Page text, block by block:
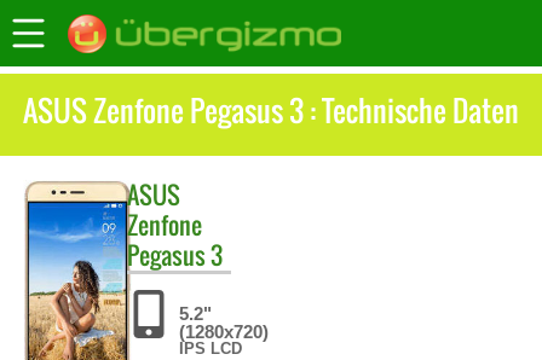
ASUS Zenfone Pegasus 3 : Technische Daten
ASUS
Zenfone
Pegasus 3
5.2"
(1280x720)
IPS LCD